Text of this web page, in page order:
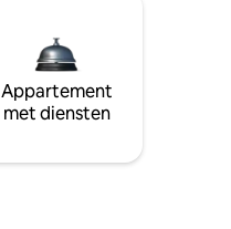
Appartement
met diensten